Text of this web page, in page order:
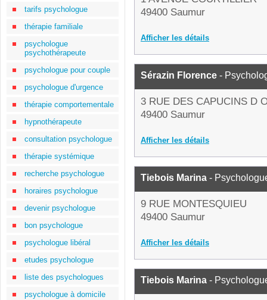
tarifs psychologue
thérapie familiale
psychologue
psychothérapeute
psychologue pour couple
psychologue d'urgence
thérapie comportementale
hypnothérapeute
consultation psychologue
thérapie systémique
recherche psychologue
horaires psychologue
devenir psychologue
bon psychologue
psychologue libéral
etudes psychologue
liste des psychologues
psychologue à domicile
49400 Saumur
Afficher les détails
Sérazin Florence -
3 RUE DES CAPUCINS D
49400 Saumur
Afficher les détails
Tiebois Marina -
9 RUE MONTESQUIEU
49400 Saumur
Afficher les détails
Tiebois Marina -